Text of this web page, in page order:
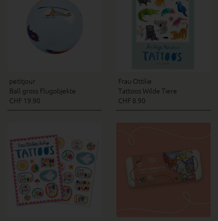
petitjour
Ball gross Flugobjekte
CHF 19.90
Frau Ottilie
Tattoos Wilde Tiere
CHF 8.90